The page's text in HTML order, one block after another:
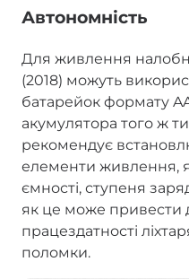
Автономність
Для живлення
(2018) можуть
батарейок формату
акумулятора того ж
рекомендує
елементи живлення,
ємності, ступеня
як це може привести
працездатності
поломки.